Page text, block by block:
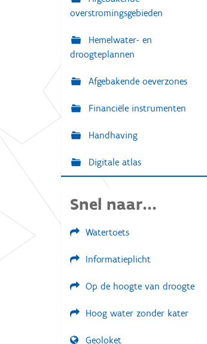
overstromingsgebieden
Hemelwater- en
droogteplannen
Afgebakende oeverzones
Financiële instrumenten
Handhaving
Digitale atlas
Snel naar...
Watertoets
Informatieplicht
Op de hoogte van droogte
Hoog water zonder kater
Geoloket